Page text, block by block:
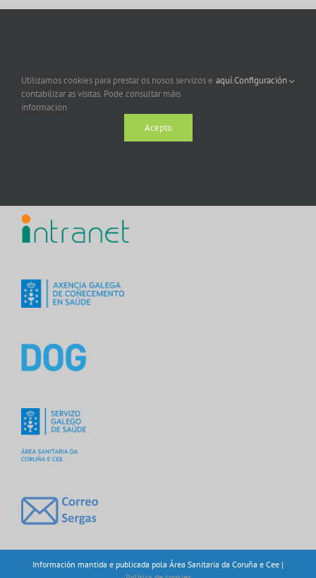
Información mantida e publicada pola Área Sanitaria da Coruña e Cee |
Utilizamos cookies para prestar os nosos servizos e
contabilizar as visitas. Pode consultar máis
información
aquí.Configuración
Acepto